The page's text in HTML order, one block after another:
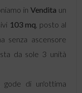
in Vendita un
103 mq , posto al
senza ascensore
da sole 3 unità
, gode di un'ottima